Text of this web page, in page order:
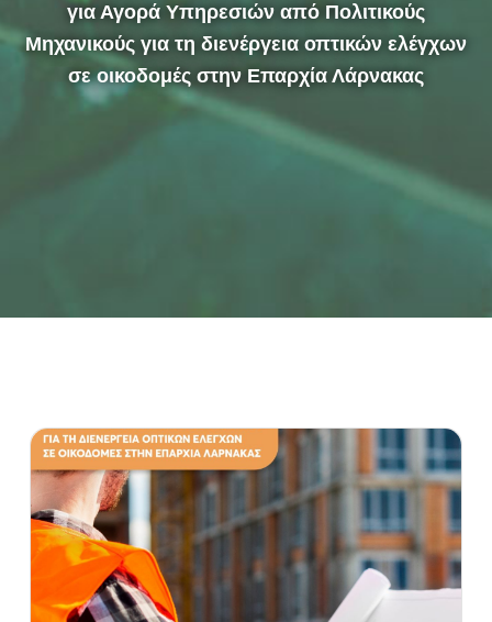
για Αγορά Υπηρεσιών από Πολιτικούς
Μηχανικούς για τη διενέργεια οπτικών ελέγχων
σε οικοδομές στην Επαρχία Λάρνακας